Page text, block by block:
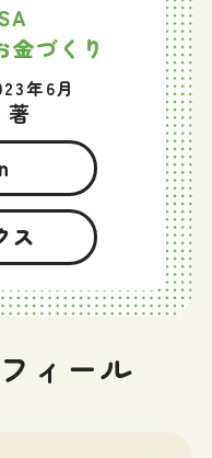
金づくり
年6月
著
ス
ィール